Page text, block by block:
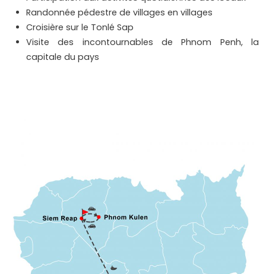
Randonnée pédestre de villages en villages
Croisière sur le Tonlé Sap
Visite des incontournables de Phnom Penh, la
capitale du pays